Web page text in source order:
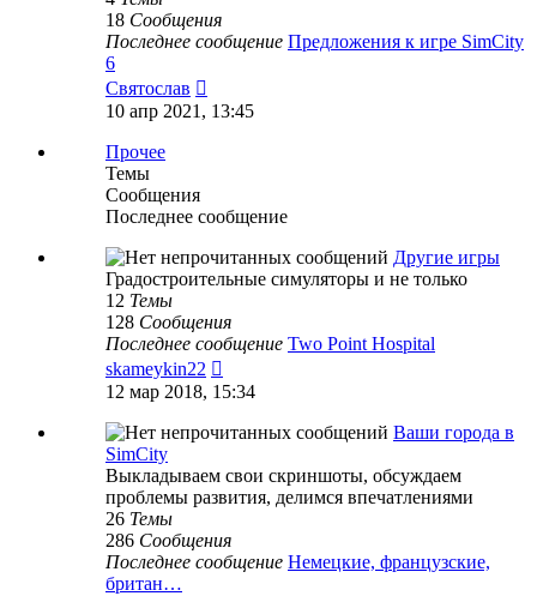
18 Сообщения
Последнее сообщение Предложения к игре SimCity
6
Святослав
к
10 апр 2021, 13:45
Прочее
Темы
Сообщения
Последнее сообщение
Другие игры
Градостроительные симуляторы и не только
12 Темы
128 Сообщения
Последнее сообщение Two Point Hospital
skameykin22
к
сообщению
12 мар 2018, 15:34
Ваши города в
SimCity
Выкладываем свои скриншоты, обсуждаем
проблемы развития, делимся впечатлениями
26 Темы
286 Сообщения
Последнее сообщение Немецкие, французские,
британ…